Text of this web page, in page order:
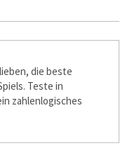
die beste
Teste in
zahlenlogisches